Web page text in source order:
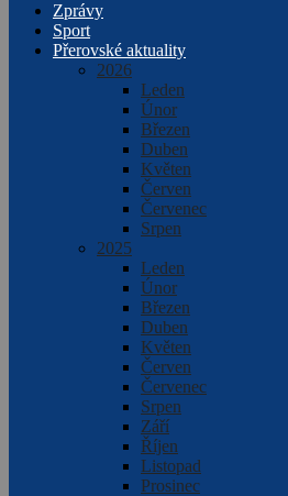
Zprávy
Sport
Přerovské aktuality
2026
Leden
Únor
Březen
Duben
Květen
Červen
Červenec
Srpen
2025
Leden
Únor
Březen
Duben
Květen
Červen
Červenec
Srpen
Září
Říjen
Listopad
Prosinec